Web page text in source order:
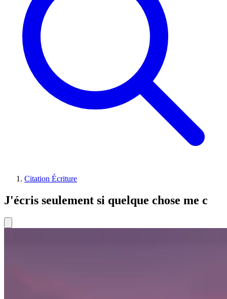
Citation Écriture
J'écris seulement si quelque chose me c